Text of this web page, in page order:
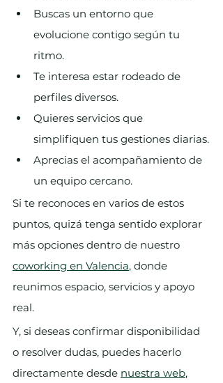
Buscas un entorno que
evolucione contigo según tu
ritmo.
Te interesa estar rodeado de
perfiles diversos.
Quieres servicios que
simplifiquen tus gestiones diarias.
Aprecias el acompañamiento de
un equipo cercano.
Si te reconoces en varios de estos
puntos, quizá tenga sentido explorar
más opciones dentro de nuestro
coworking en Valencia, donde
reunimos espacio, servicios y apoyo
real.
Y, si deseas confirmar disponibilidad
o resolver dudas, puedes hacerlo
directamente desde nuestra web,